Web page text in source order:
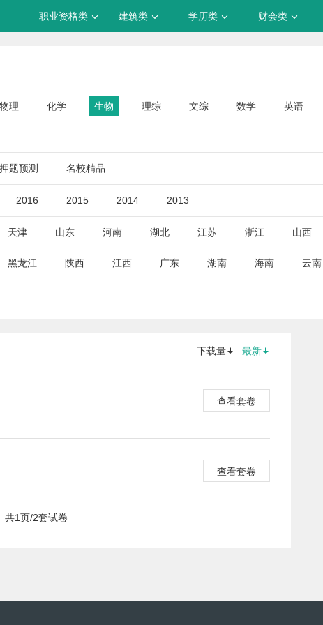
职业资格类 建筑类 学历类 财会类
物理 化学 生物 理综 文综 数学 英语
押题预测 名校精品
2016 2015 2014 2013
天津 山东 河南 湖北 江苏 浙江 山西
黑龙江 陕西 江西 广东 湖南 海南 云南
下载量 最新
查看套卷
查看套卷
共1页/2套试卷